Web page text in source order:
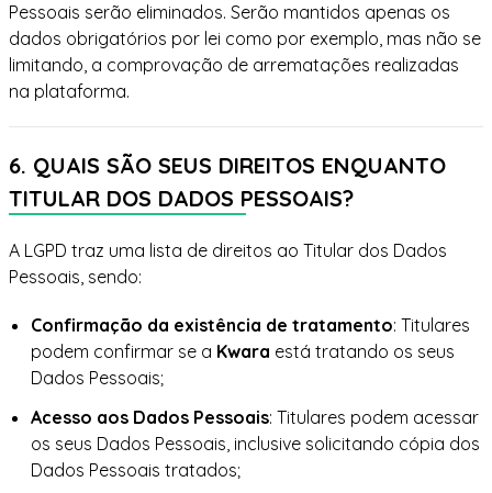
Pessoais serão eliminados. Serão mantidos apenas os
dados obrigatórios por lei como por exemplo, mas não se
limitando, a comprovação de arrematações realizadas
na plataforma.
6. QUAIS SÃO SEUS DIREITOS ENQUANTO
TITULAR DOS DADOS PESSOAIS?
A LGPD traz uma lista de direitos ao Titular dos Dados
Pessoais, sendo:
Confirmação da existência de tratamento: Titulares
podem confirmar se a Kwara está tratando os seus
Dados Pessoais;
Acesso aos Dados Pessoais: Titulares podem acessar
os seus Dados Pessoais, inclusive solicitando cópia dos
Dados Pessoais tratados;